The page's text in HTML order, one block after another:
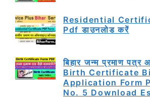
Residential
Pdf डाउनलोड करें
बिहार जन्म प्रमाण पत्र
Birth Certificate
Application Form
No. 5 Download